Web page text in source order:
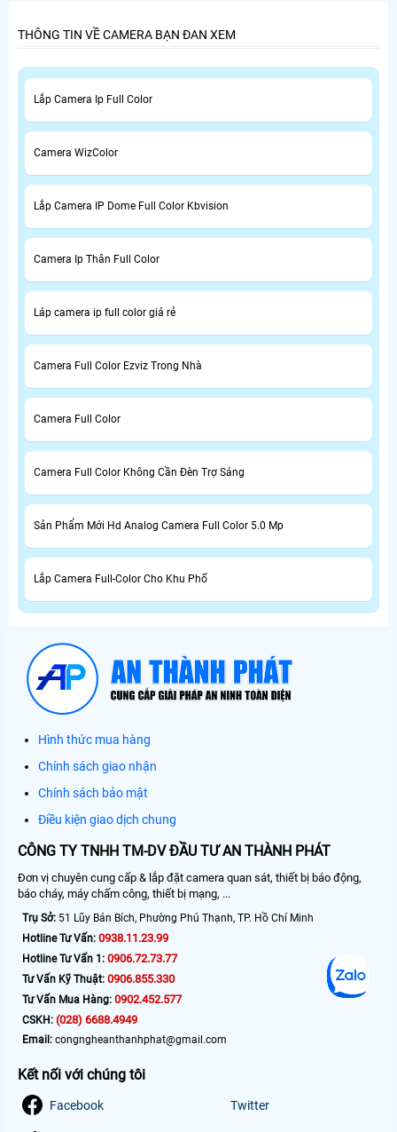
THÔNG TIN VỀ CAMERA BẠN ĐAN XEM
Lắp Camera Ip Full Color
Camera WizColor
Lắp Camera IP Dome Full Color Kbvision
Camera Ip Thân Full Color
Láp camera ip full color giá rẻ
Camera Full Color Ezviz Trong Nhà
Camera Full Color
Camera Full Color Không Cần Đèn Trợ Sáng
Sản Phẩm Mới Hd Analog Camera Full Color 5.0 Mp
Lắp Camera Full-Color Cho Khu Phố
Hình thức mua hàng
Chính sách giao nhận
Chính sách bảo mật
Điều kiện giao dịch chung
CÔNG TY TNHH TM-DV ĐẦU TƯ AN THÀNH PHÁT
Đơn vị chuyên cung cấp & lắp đặt camera quan sát, thiết bị báo động,
báo cháy, máy chấm công, thiết bị mạng, ...
Trụ Sở: 51 Lũy Bán Bích, Phường Phú Thạnh, TP. Hồ Chí Minh
Hotline Tư Vấn: 0938.11.23.99
Hotline Tư Vấn 1: 0906.72.73.77
Tư Vấn Kỹ Thuật: 0906.855.330
Tư Vấn Mua Hàng: 0902.452.577
CSKH: (028) 6688.4949
Email: congngheanthanhphat@gmail.com
Kết nối với chúng tôi
Facebook Twitter